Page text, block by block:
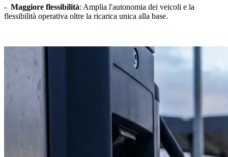
- Maggiore flessibilità: Amplia l'autonomia dei veicoli e la
flessibilità operativa oltre la ricarica unica alla base.